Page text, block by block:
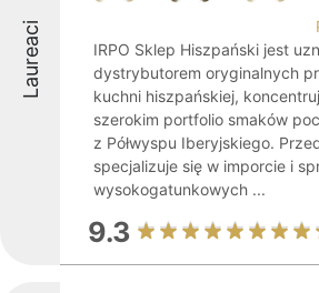
Laureaci
IRPO Sklep Hiszpański jest
dystrybutorem oryginalnych
kuchni hiszpańskiej,
szerokim portfolio smaków
z Półwyspu Iberyjskiego.
specjalizuje się w imporcie i
wysokogatunkowych ...
9.3